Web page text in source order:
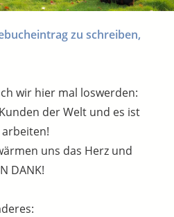
zu schreiben,
wir hier mal loswerden:
der Welt und es ist
arbeiten!
uns das Herz und
DANK!